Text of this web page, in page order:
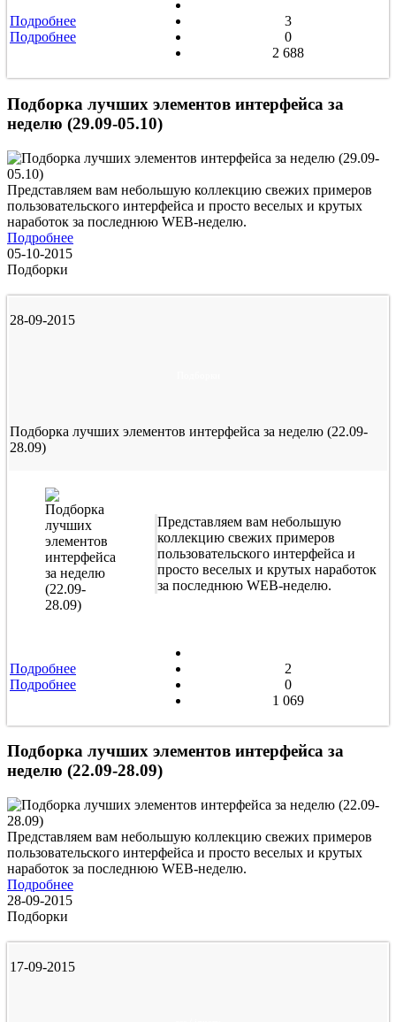
Подробнее
Подробнее
3
0
2 688
Подборка лучших элементов интерфейса за
неделю (29.09-05.10)
Представляем вам небольшую коллекцию свежих примеров
пользовательского интерфейса и просто веселых и крутых
наработок за последнюю WEB-неделю.
Подробнее
05-10-2015
Подборки
28-09-2015
Подборка лучших элементов интерфейса за неделю (22.09-
28.09)
Представляем вам небольшую
коллекцию свежих примеров
пользовательского интерфейса и
просто веселых и крутых наработок
за последнюю WEB-неделю.
Подробнее
Подробнее
2
0
1 069
Подборка лучших элементов интерфейса за
неделю (22.09-28.09)
Представляем вам небольшую коллекцию свежих примеров
пользовательского интерфейса и просто веселых и крутых
наработок за последнюю WEB-неделю.
Подробнее
28-09-2015
Подборки
17-09-2015